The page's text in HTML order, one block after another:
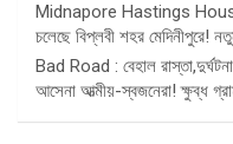
Midnapore Hastings House
চলেছে বিপ্লবী শহর মেদিনীপুরে!
Bad Road : বেহাল
আসেনা আত্মীয়-স্বজনেরা! ক্ষুব্ধ